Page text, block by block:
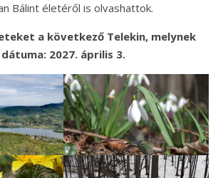
Bálint életéről is olvashattok.
a következő Telekin, melynek
dátuma: 2027. április 3.